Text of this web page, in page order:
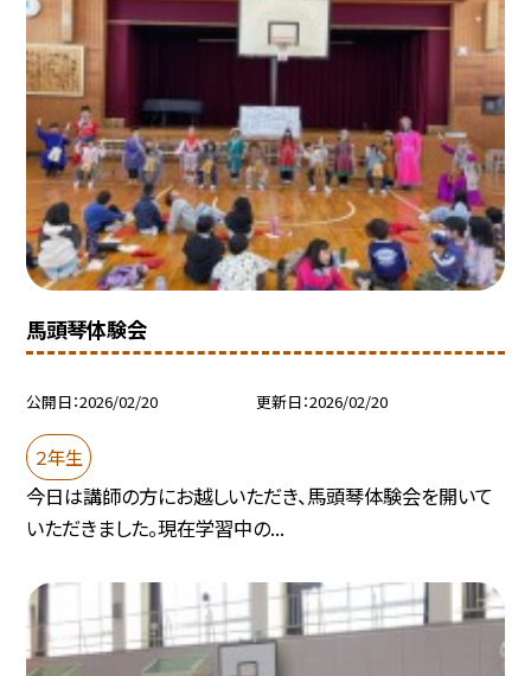
馬頭琴体験会
公開日 2026/02/20 更新日 2026/02/20
２年生
今日は講師の方にお越しいただき、馬頭琴体験会を開いて
いただきました。現在学習中の...